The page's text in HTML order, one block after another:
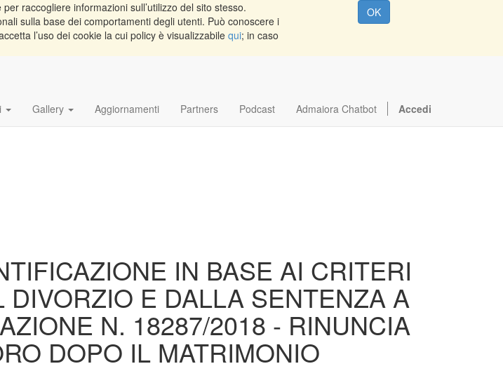
raccogliere informazioni sull’utilizzo del sito stesso.
sulla base dei comportamenti degli utenti. Può conoscere i
l’uso dei cookie la cui policy è visualizzabilequi; in caso
OK
Gallery Aggiornamenti Partners Podcast Admaiora Chatbot Accedi
IN BASE AI CRITERI
E DALLA SENTENZA A
N. 18287/2018 - RINUNCIA
DOPO IL MATRIMONIO